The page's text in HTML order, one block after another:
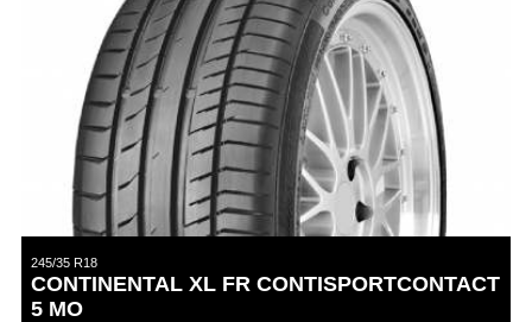
245/35 R18
CONTINENTAL XL FR CONTISPORTCONTACT
5 MO